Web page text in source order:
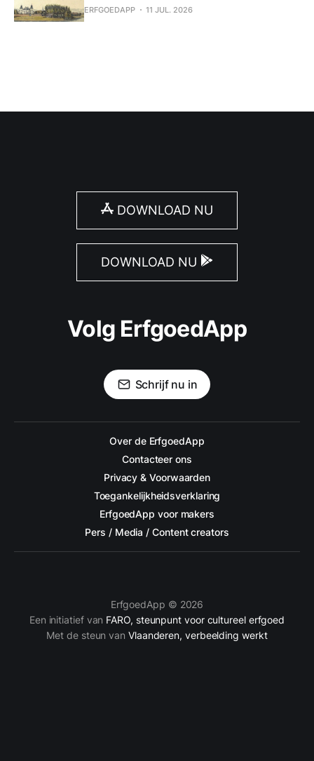
ERFGOEDAPP 11 JUL. 2026
DOWNLOAD NU
DOWNLOAD NU
Volg ErfgoedApp
Schrijf nu in
Over de ErfgoedApp
Contacteer ons
Privacy & Voorwaarden
Toegankelijkheidsverklaring
ErfgoedApp voor makers
Pers / Media / Content creators
ErfgoedApp © 2026
Een initiatief van FARO, steunpunt voor cultureel erfgoed
Met de steun van Vlaanderen, verbeelding werkt